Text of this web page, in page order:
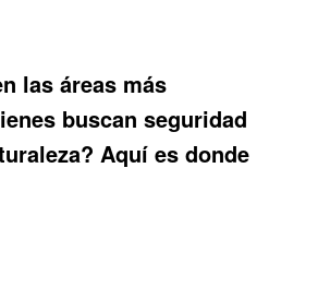
las áreas más
buscan seguridad
Aquí es donde